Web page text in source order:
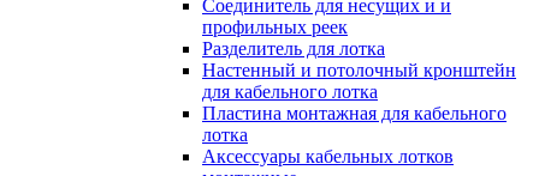
Соединитель для несущих и и
профильных реек
Разделитель для лотка
Настенный и потолочный кронштейн
для кабельного лотка
Пластина монтажная для кабельного
лотка
Аксессуары кабельных лотков